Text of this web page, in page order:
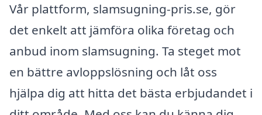
Vår plattform, slamsugning-pris.se, gör
det enkelt att jämföra olika företag och
anbud inom slamsugning. Ta steget mot
en bättre avloppslösning och låt oss
hjälpa dig att hitta det bästa erbjudandet i